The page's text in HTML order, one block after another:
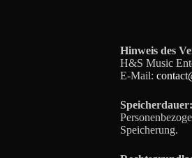
Hinweis des
H&S Music
E-Mail:
Speicherdauer:
Speicherung.